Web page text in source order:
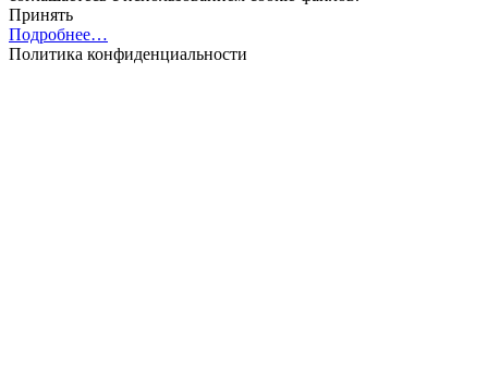
Принять
Подробнее…
Политика конфиденциальности